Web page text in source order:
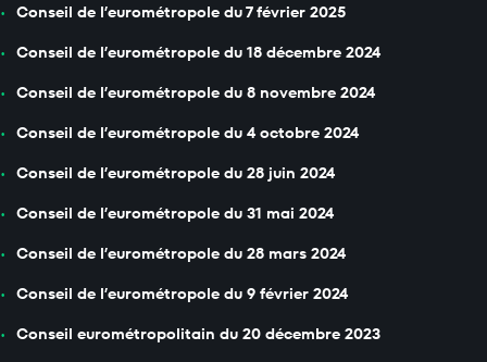
Conseil de l’eurométropole du 7 février 2025
Conseil de l’eurométropole du 18 décembre 2024
Conseil de l’eurométropole du 8 novembre 2024
Conseil de l’eurométropole du 4 octobre 2024
Conseil de l’eurométropole du 28 juin 2024
Conseil de l’eurométropole du 31 mai 2024
Conseil de l’eurométropole du 28 mars 2024
Conseil de l’eurométropole du 9 février 2024
Conseil eurométropolitain du 20 décembre 2023